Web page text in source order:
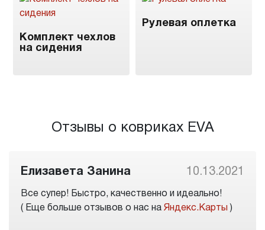
Комплект чехлов
на сидения
Рулевая оплетка
Отзывы о ковриках EVA
Елизавета Занина 10.13.2021
Все супер! Быстро, качественно и идеально!
( Еще больше отзывов о нас на Яндекс.Карты )